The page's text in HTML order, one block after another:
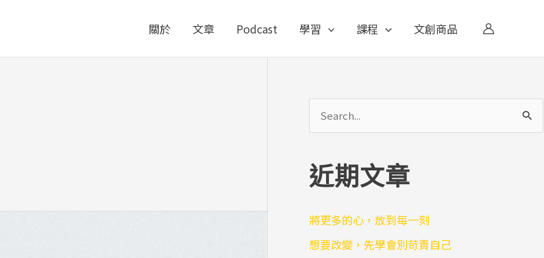
關於 文章 Podcast 學習 課程 文創商品
鍵
:
近期文章
將更多的心，放到每一刻
想要改變，先學會別苛責自己